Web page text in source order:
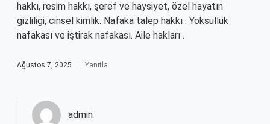
hakkı, resim hakkı, şeref ve haysiyet, özel hayatın
gizliliği, cinsel kimlik. Nafaka talep hakkı . Yoksulluk
nafakası ve iştirak nafakası. Aile hakları .
Ağustos 7, 2025 Yanıtla
admin